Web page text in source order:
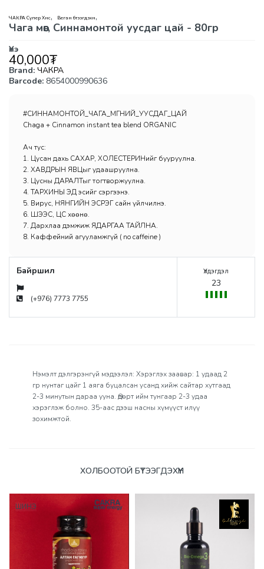
ЧАКРА Супер Хүнс, Веган бүтээгдэхүүн,
Чага мөөг, Синнамонтой уусдаг цай - 80гр
Үнэ
40,000₮
Brand: ЧАКРА
Barcode: 8654000990636
#СИННАМОНТОЙ_ЧАГА_МӨӨГНИЙ_УУСДАГ_ЦАЙ
Chaga + Cinnamon instant tea blend ORGANIC
Ач тус:
1. Цусан дахь САХАР, ХОЛЕСТЕРИНийг бууруулна.
2. ХАВДРЫН ЯВЦыг удаашруулна.
3. Цусны ДАРАЛТыг тогтворжуулна.
4. ТАРХИНЫ ЭД эсийг сэргээнэ.
5. Вирус, НЯНГИЙН ЭСРЭГ сайн үйлчилнэ.
6. ШЭЭС, ЦӨС хөөнө.
7. Дархлаа дэмжиж ЯДАРГАА ТАЙЛНА.
8. Кaффейний агууламжгүй ( no caffeine )
Байршил
(+976) 7773 7755
Үлдэгдэл
23
Нэмэлт дэлгэрэнгүй мэдээлэл: Хэрэглэх заавар: 1 удаад 2
гр нунтаг цайг 1 аяга буцалсан усанд хийж сайтар хутгаад
2-3 минутын дараа ууна. Өдөрт ийм тунгаар 2-3 удаа
хэрэглэж болно. 35-аас дээш насны хүмүүст илүү
зохимжтой.
ХОЛБООТОЙ БҮТЭЭГДЭХҮҮН
ШИНЭ